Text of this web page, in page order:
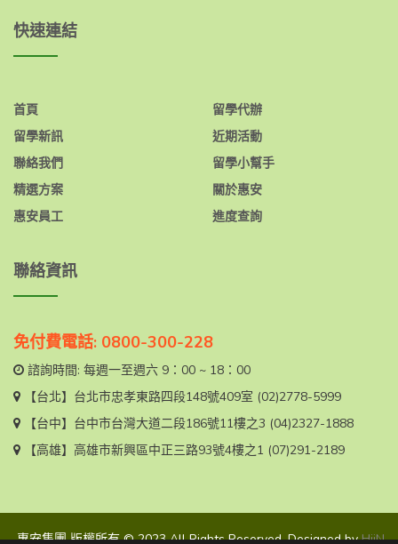
快速連結
首頁
留學新訊
聯絡我們
精選方案
惠安員工
留學代辦
近期活動
留學小幫手
關於惠安
進度查詢
聯絡資訊
免付費電話: 0800-300-228
諮詢時間: 每週一至週六 9：00 ~ 18：00
【台北】 台北市忠孝東路四段148號409室 (02)2778-5999
【台中】 台中市台灣大道二段186號11樓之3 (04)2327-1888
【高雄】 高雄市新興區中正三路93號4樓之1 (07)291-2189
惠安集團 版權所有 © 2023 All Rights Reserved. Designed byHiiN